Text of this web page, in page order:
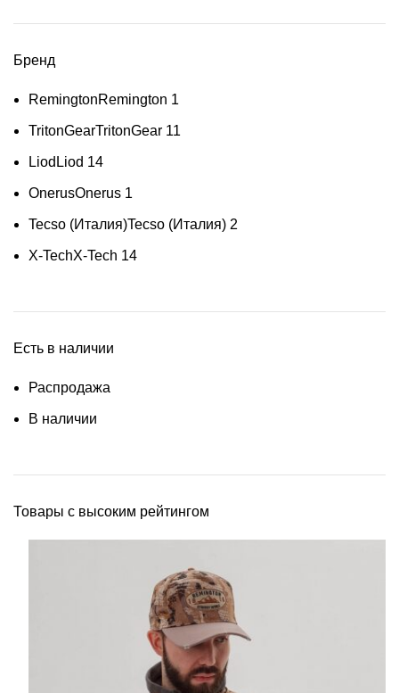
Бренд
RemingtonRemington 1
TritonGearTritonGear 11
Liod Liod 14
OnerusOnerus 1
Tecso (Италия)Tecso (Италия) 2
X-TechX-Tech 14
Есть в наличии
Распродажа
В наличии
Товары с высоким рейтингом